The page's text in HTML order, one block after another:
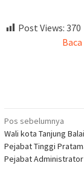
Post Views: 370
Navigasi
pos
Pos sebelumnya
Wali kota Tanjung
Pejabat Tinggi
Pejabat Administrator